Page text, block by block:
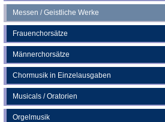
Messen / Geistliche Werke
Frauenchorsätze
Männerchorsätze
Chormusik in Einzelausgaben
Musicals / Oratorien
Orgelmusik